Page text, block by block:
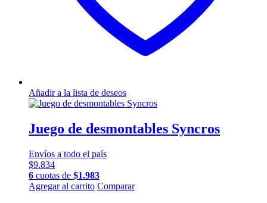
Añadir a la lista de deseos
Juego de desmontables Syncros
Envíos a todo el país
$9.834
6 cuotas de $1.983
Agregar al carrito Comparar